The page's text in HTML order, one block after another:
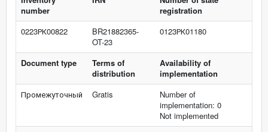
number
registration
0223РК00822
BR21882365-
OT-23
0123РК01180
Document type
Terms of
distribution
Availability of
implementation
Промежуточный
Gratis
Number of
implementation: 0
Not implemented